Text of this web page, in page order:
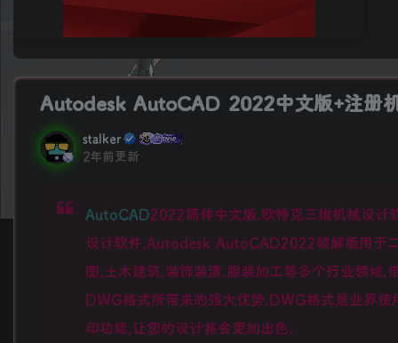
Autodesk AutoCAD 2022中文版+注册
stalker
2年前更新
AutoCAD2022简体中文版.欧特克三维机械设
设计软件,Autodesk AutoCAD2022破解版用于
图,土木建筑,装饰装潢,服装加工等多个行业领域
DWG格式所带来的强大优势.DWG格式是业界
印功能,让您的设计将会更加出色.